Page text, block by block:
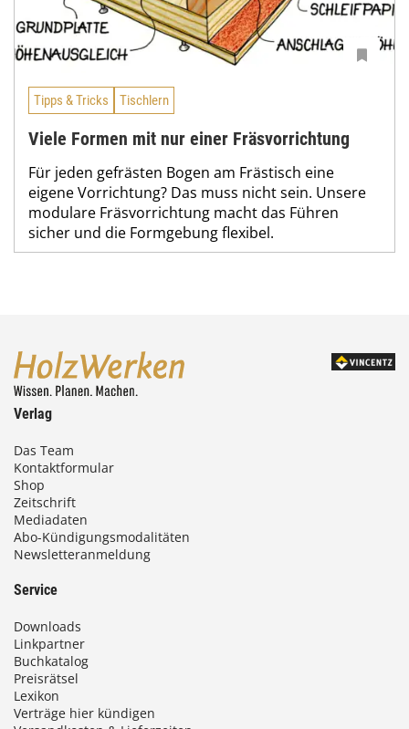
Tipps & Tricks Tischlern
Viele Formen mit nur einer Fräsvorrichtung
Für jeden gefrästen Bogen am Frästisch eine
eigene Vorrichtung? Das muss nicht sein. Unsere
modulare Fräsvorrichtung macht das Führen
sicher und die Formgebung flexibel.
Verlag
Das Team
Kontaktformular
Shop
Zeitschrift
Mediadaten
Abo-Kündigungsmodalitäten
Newsletteranmeldung
Service
Downloads
Linkpartner
Buchkatalog
Preisrätsel
Lexikon
Verträge hier kündigen